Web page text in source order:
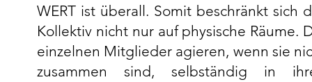
WERT ist überall. Somit beschränkt sich
Kollektiv nicht nur auf physische Räume.
einzelnen Mitglieder agieren, wenn sie
zusammen sind, selbständig in